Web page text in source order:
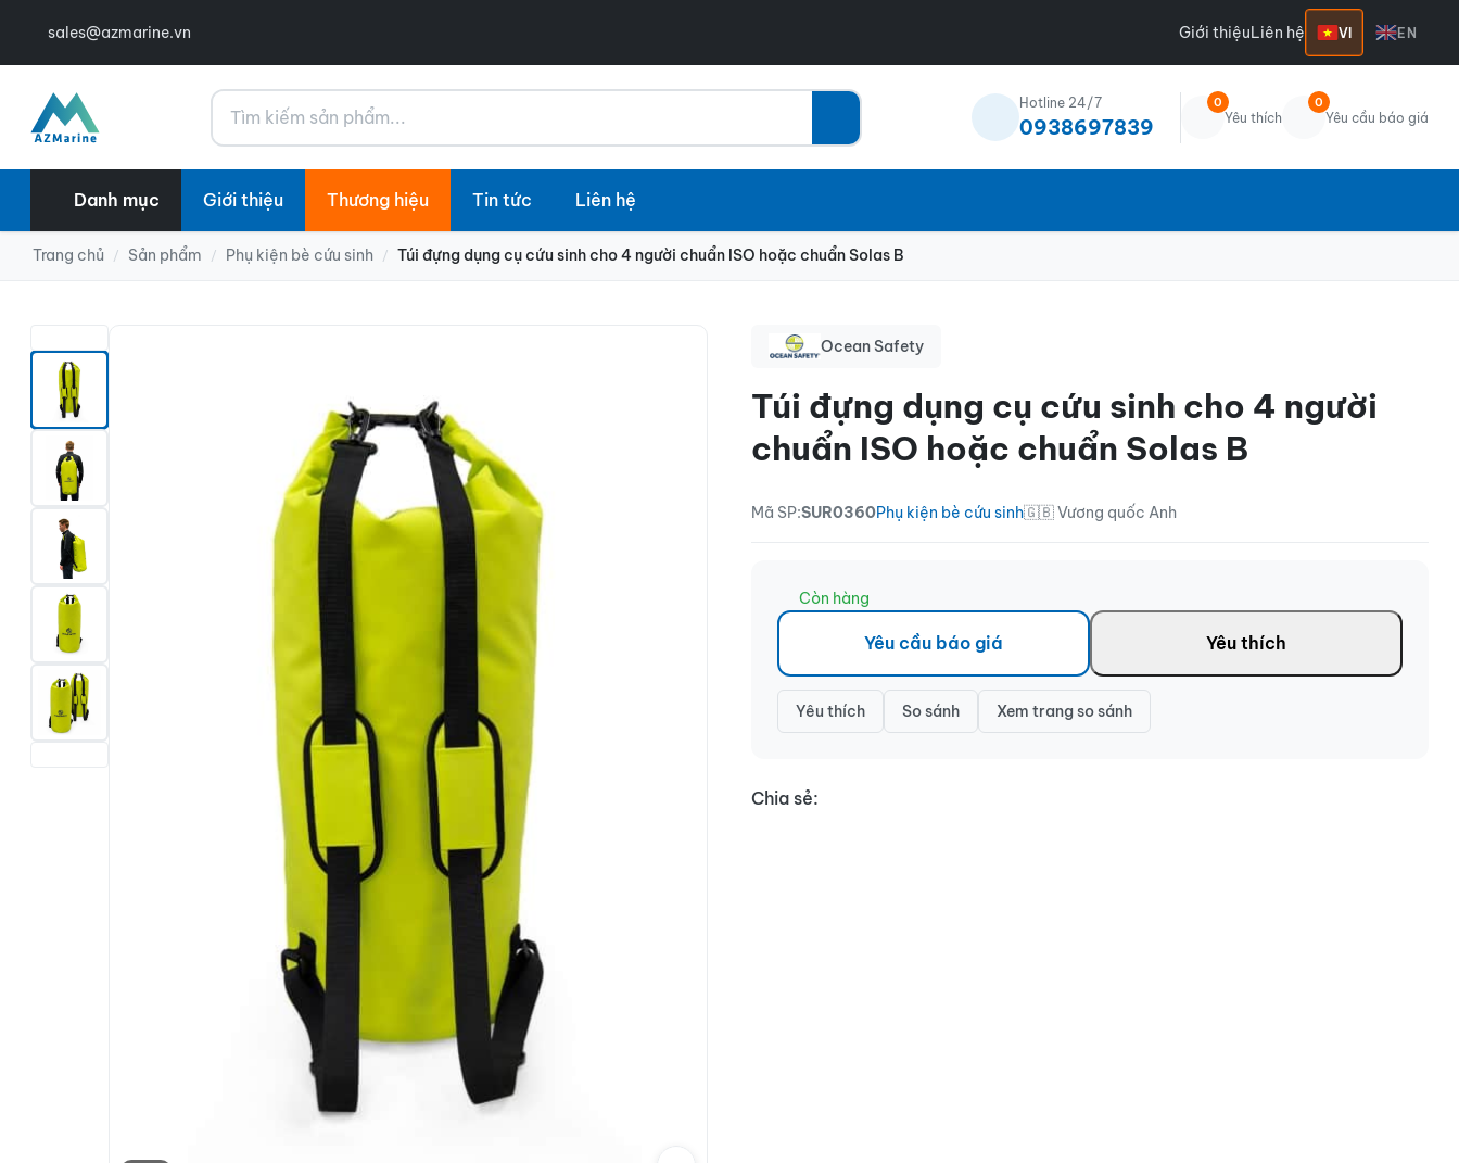
sales@azmarine.vn Giới thiệuLiên hệ VI EN
Tìm kiếm Hotline 24/7
0938697839
0
Yêu thích
0
Yêu cầu báo giá
Danh mục Giới thiệu Thương hiệu Tin tức Liên hệ
Trang chủ / Sản phẩm / Phụ kiện bè cứu sinh / Túi đựng dụng cụ cứu sinh cho 4 người chuẩn ISO hoặc chuẩn Solas B
Ocean Safety
Túi đựng dụng cụ cứu sinh cho 4 người
chuẩn ISO hoặc chuẩn Solas B
Mã SP:SUR0360Phụ kiện bè cứu sinh🇬🇧 Vương quốc Anh
Còn hàng
Yêu cầu báo giá Yêu thích
Yêu thích So sánh Xem trang so sánh
Chia sẻ: